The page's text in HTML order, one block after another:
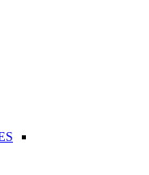
S
J SERIES / سری J